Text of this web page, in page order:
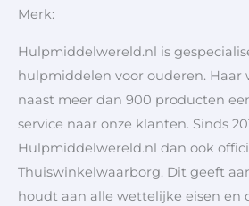
Merk:
Hulpmiddelwereld.nl is
hulpmiddelen voor ouderen.
naast meer dan 900 producten
service naar onze klanten. Sinds
Hulpmiddelwereld.nl dan ook
Thuiswinkelwaarborg. Dit geeft
houdt aan alle wettelijke eisen en